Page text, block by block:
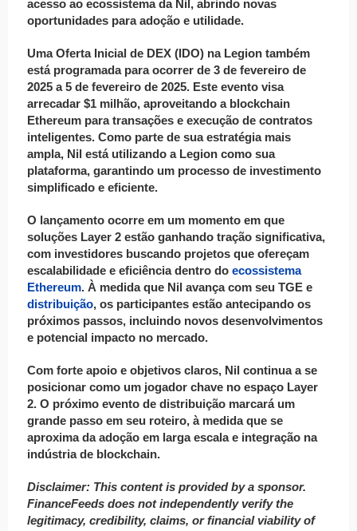
acesso ao ecossistema da Nil, abrindo novas
oportunidades para adoção e utilidade.
Uma Oferta Inicial de DEX (IDO) na Legion também
está programada para ocorrer de 3 de fevereiro de
2025 a 5 de fevereiro de 2025. Este evento visa
arrecadar $1 milhão, aproveitando a blockchain
Ethereum para transações e execução de contratos
inteligentes. Como parte de sua estratégia mais
ampla, Nil está utilizando a Legion como sua
plataforma, garantindo um processo de investimento
simplificado e eficiente.
O lançamento ocorre em um momento em que
soluções Layer 2 estão ganhando tração significativa,
com investidores buscando projetos que ofereçam
escalabilidade e eficiência dentro do ecossistema
Ethereum. À medida que Nil avança com seu TGE e
distribuição, os participantes estão antecipando os
próximos passos, incluindo novos desenvolvimentos
e potencial impacto no mercado.
Com forte apoio e objetivos claros, Nil continua a se
posicionar como um jogador chave no espaço Layer
2. O próximo evento de distribuição marcará um
grande passo em seu roteiro, à medida que se
aproxima da adoção em larga escala e integração na
indústria de blockchain.
Disclaimer: This content is provided by a sponsor.
FinanceFeeds does not independently verify the
legitimacy, credibility, claims, or financial viability of